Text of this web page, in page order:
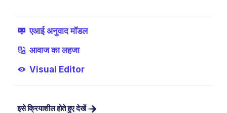
एआई अनुवाद मॉडल
आवाज का लहजा
Visual Editor
इसे क्रियाशील होते हुए देखें